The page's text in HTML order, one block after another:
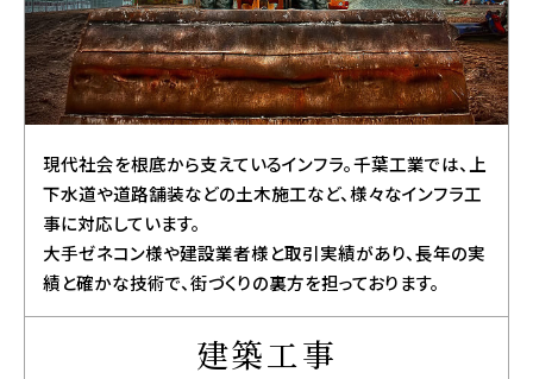
現代社会を根底から支えているインフラ。千葉工業では、上
下水道や道路舗装などの土木施工など、様々なインフラ工
事に対応しています。
大手ゼネコン様や建設業者様と取引実績があり、長年の実
績と確かな技術で、街づくりの裏方を担っております。
建築工事